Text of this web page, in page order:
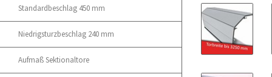
Standardbeschlag 450 mm
Niedrigsturzbeschlag 240 mm
Aufmaß Sektionaltore